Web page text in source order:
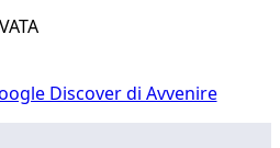
Discover di Avvenire